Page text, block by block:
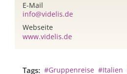
E-Mail
info@videlis.de
Webseite
www.videlis.de
Tags: #Gruppenreise #Italien